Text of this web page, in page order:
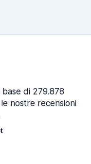
base di 279.878
nostre recensioni